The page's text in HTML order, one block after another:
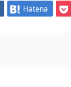
Hatena